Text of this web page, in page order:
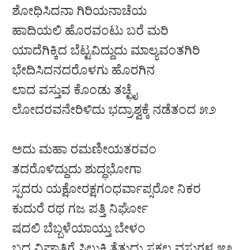
ಶೋಧಿಸಿದನಾ ಗಿರಿಯನಾಚೆಯ
ಹಾದಿಯಲಿ ಹೊರವಂಟು ಬರೆ ಮರಿ
ಯಾದೆಗಿಕ್ಕಿದ ಬೆಟ್ಟವಿದ್ದುದು ಮಾಲ್ಯವಂತಗಿರಿ
ಭೇದಿಸಿದನದರೊಳಗು ಹೊರಗಿನ
ಲಾದ ವಸ್ತುವ ಕೊಂಡು ತಚ್ಛೈ
ಲೋದರವನೇರಿಳಿದು ಭದ್ರಾಶ್ವಕ್ಕೆ ನಡೆತಂದ ೫೨
ಅದು ಮಹಾ ರಮಣೀಯತರವಂ
ತದರೊಳಿದ್ದುದು ಶುದ್ಧಭೋಗಾ
ಸ್ಪದರು ಯಕ್ಷೋರಕ್ಷಗಂಧರ್ವಾಪ್ಸರೋ ನಿಕರ
ಕುದುರೆ ರಥ ಗಜ ಪತ್ತಿ ನಿರ್ಘೋ
ಷದಲಿ ಬೆಬ್ಬಳೆಯಾಯ್ತು ಬೇಳಂ